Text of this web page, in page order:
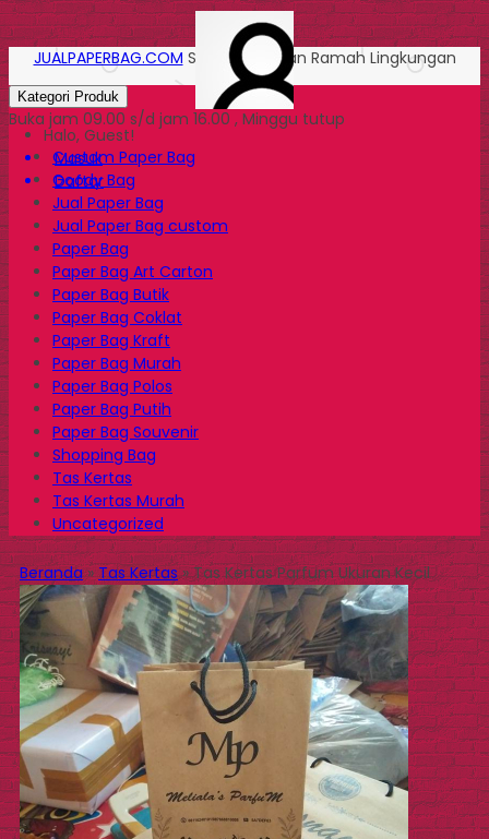
Halo, Guest!
Masuk
Daftar
JUALPAPERBAG.COM Solusi Kemasan Ramah Lingkungan
Kategori Produk
Buka jam 09.00 s/d jam 16.00 , Minggu tutup
Custom Paper Bag
Goody Bag
Jual Paper Bag
Jual Paper Bag custom
Paper Bag
Paper Bag Art Carton
Paper Bag Butik
Paper Bag Coklat
Paper Bag Kraft
Paper Bag Murah
Paper Bag Polos
Paper Bag Putih
Paper Bag Souvenir
Shopping Bag
Tas Kertas
Tas Kertas Murah
Uncategorized
Beranda»Tas Kertas»Tas Kertas Parfum Ukuran Kecil